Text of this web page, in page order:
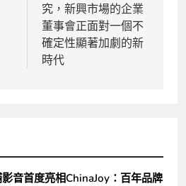
究，新興市場的企業
董事會正面對一個不
確定性顯著加劇的新
時代
音首度亮相ChinaJoy：百年品牌